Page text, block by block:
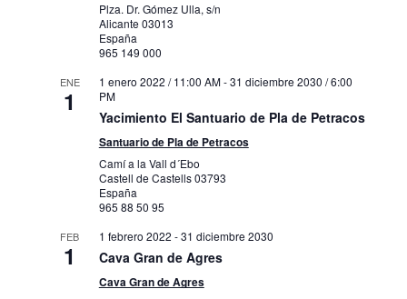
Plza. Dr. Gómez Ulla, s/n
Alicante 03013
España
965 149 000
ENE
1
1 enero 2022 / 11:00 AM-31 diciembre 2030 / 6:00
PM
Yacimiento El Santuario de Pla de Petracos
Santuario de Pla de Petracos
Camí a la Vall d´Ebo
Castell de Castells03793
España
965 88 50 95
FEB
1
1 febrero 2022 -31 diciembre 2030
Cava Gran de Agres
Cava Gran de Agres